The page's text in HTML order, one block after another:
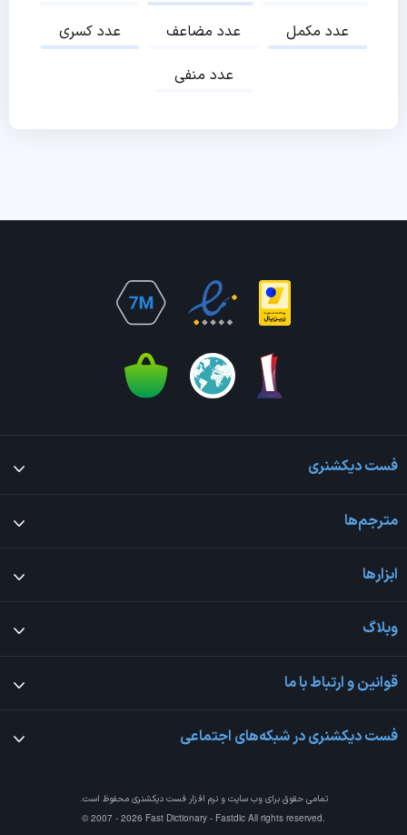
عدد کسری
عدد مضاعف
عدد مکمل
عدد منفی
فست دیکشنری
مترجم‌ها
ابزارها
وبلاگ
قوانین و ارتباط با ما
فست دیکشنری در شبکه‌های اجتماعی
تمامی حقوق برای وب سایت و نرم افزارفست دیکشنری محفوظ است.
© 2007 - 2026 Fast Dictionary - Fastdic All rights reserved.